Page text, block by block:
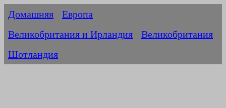
Домашняя
Европа
Великобритания и Ирландия
Великобритания
Шотландия